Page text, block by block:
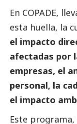
En COPADE,
esta huella, la
el impacto
afectadas por
empresas, el
personal, la
el impacto
Este